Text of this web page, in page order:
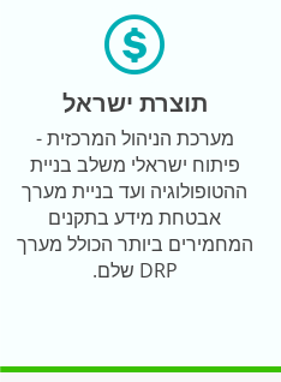
תוצרת ישראל
מערכת הניהול המרכזית -
פיתוח ישראלי משלב בניית
ההטופולוגיה ועד בניית מערך
אבטחת מידע בתקנים
המחמירים ביותר הכולל מערך
DRP שלם.